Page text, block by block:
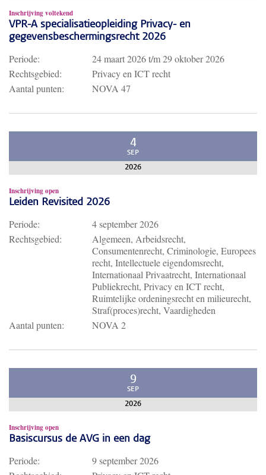
Inschrijving voltekend
VPR-A specialisatieopleiding Privacy- en
gegevensbeschermingsrecht 2026
Periode: 24 maart 2026t/m29 oktober 2026
Rechtsgebied:
Privacy en ICT recht
Aantal punten:
NOVA 47
4
SEP
2026
Inschrijving open
Leiden Revisited 2026
Periode:
4 september 2026
Rechtsgebied:
Algemeen, Arbeidsrecht,
Consumentenrecht, Criminologie, Europees
recht, Intellectuele eigendomsrecht,
Internationaal Privaatrecht, Internationaal
Publiekrecht, Privacy en ICT recht,
Ruimtelijke ordeningsrecht en milieurecht,
Straf(proces)recht, Vaardigheden
Aantal punten:
NOVA 2
9
SEP
2026
Inschrijving open
Basiscursus de AVG in een dag
Periode:
9 september 2026